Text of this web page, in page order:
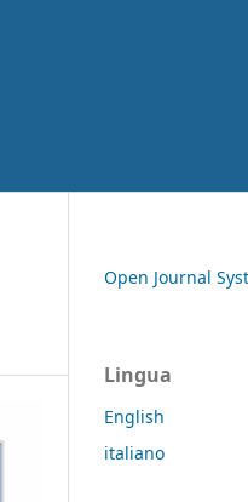
Open Journal
Lingua
English
italiano